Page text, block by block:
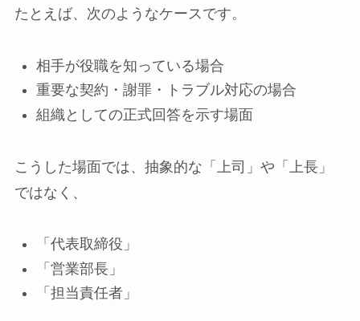
たとえば、次のようなケースです。
相手が役職を知っている場合
重要な契約・謝罪・トラブル対応の場合
組織としての正式回答を示す場面
こうした場面では、抽象的な「上司」や「上長」
ではなく、
「代表取締役」
「営業部長」
「担当責任者」